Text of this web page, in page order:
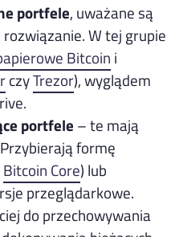
portfele, uważane są
W tej grupie
Bitcoin i
czyTrezor), wyglądem
portfele – te mają
formę
Bitcoin Core) lub
przeglądarkowe.
do przechowywania